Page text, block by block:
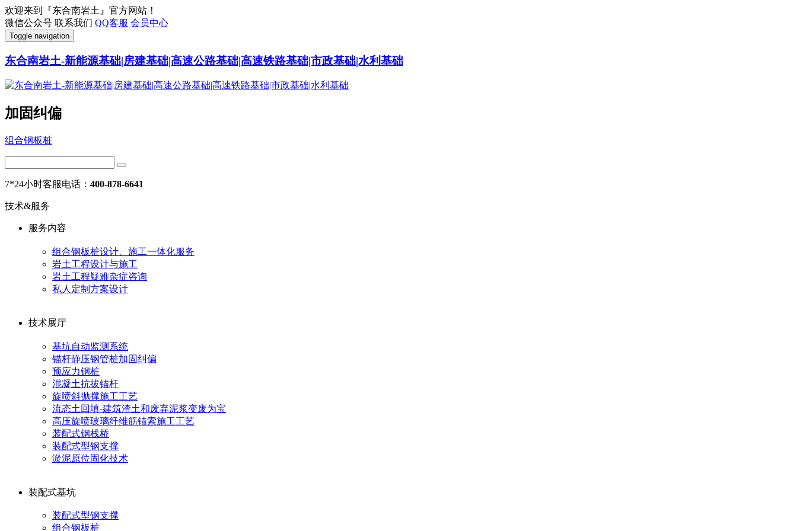
欢迎来到『东合南岩土』官方网站！
微信公众号 联系我们 QQ客服 会员中心
Toggle navigation
东合南岩土-新能源基础|房建基础|高速公路基础|高速铁路基础|市政基础|水利基础
加固纠偏
组合钢板桩
7*24小时客服电话： 400-878-6641
技术&服务
服务内容
组合钢板桩设计、施工一体化服务
岩土工程设计与施工
岩土工程疑难杂症咨询
私人定制方案设计
技术展厅
基坑自动监测系统
锚杆静压钢管桩加固纠偏
预应力钢桩
混凝土抗拔锚杆
旋喷斜抛撑施工工艺
流态土回填-建筑渣土和废弃泥浆变废为宝
高压旋喷玻璃纤维筋锚索施工工艺
装配式钢栈桥
装配式型钢支撑
淤泥原位固化技术
装配式基坑
装配式型钢支撑
组合钢板桩